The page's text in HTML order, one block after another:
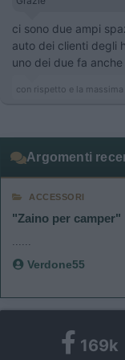
ci sono due ampi
auto dei clienti degli
uno dei due fa
con rispetto e la massima
Argomenti
ACCESSORI
"Zaino per camper"
......
Verdone55
169k